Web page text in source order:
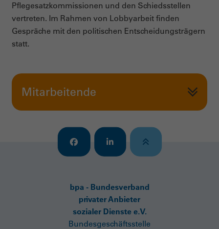
Pflegesatzkommissionen und den Schiedsstellen
vertreten. Im Rahmen von Lobbyarbeit finden
Gespräche mit den politischen Entscheidungsträgern
statt.
Mitarbeitende
bpa - Bundesverband
privater Anbieter
sozialer Dienste e.V.
Bundesgeschäftsstelle